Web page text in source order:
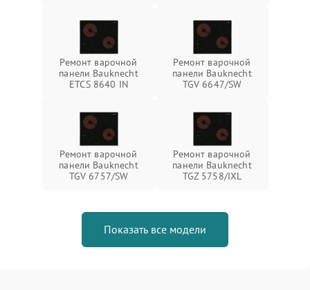
Ремонт варочной
панели Bauknecht
ETCS 8640 IN
Ремонт варочной
панели Bauknecht
TGV 6647/SW
Ремонт варочной
панели Bauknecht
TGV 6757/SW
Ремонт варочной
панели Bauknecht
TGZ 5758/IXL
Показать все модели